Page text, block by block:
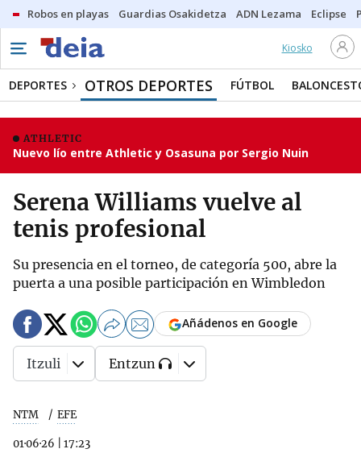
Robos en playas Guardias Osakidetza ADN Lezama Eclipse
Kiosko
DEPORTES OTROS DEPORTES FÚTBOL
ATHLETIC
Nuevo lío entre Athletic y Osasuna por Sergio Nuin
Serena Williams vuelve al
tenis profesional
Su presencia en el torneo, de categoría 500, abre la
puerta a una posible participación en Wimbledon
NTM EFE
01·06·26 17:23
Añádenos en Google
Itzuli Entzun